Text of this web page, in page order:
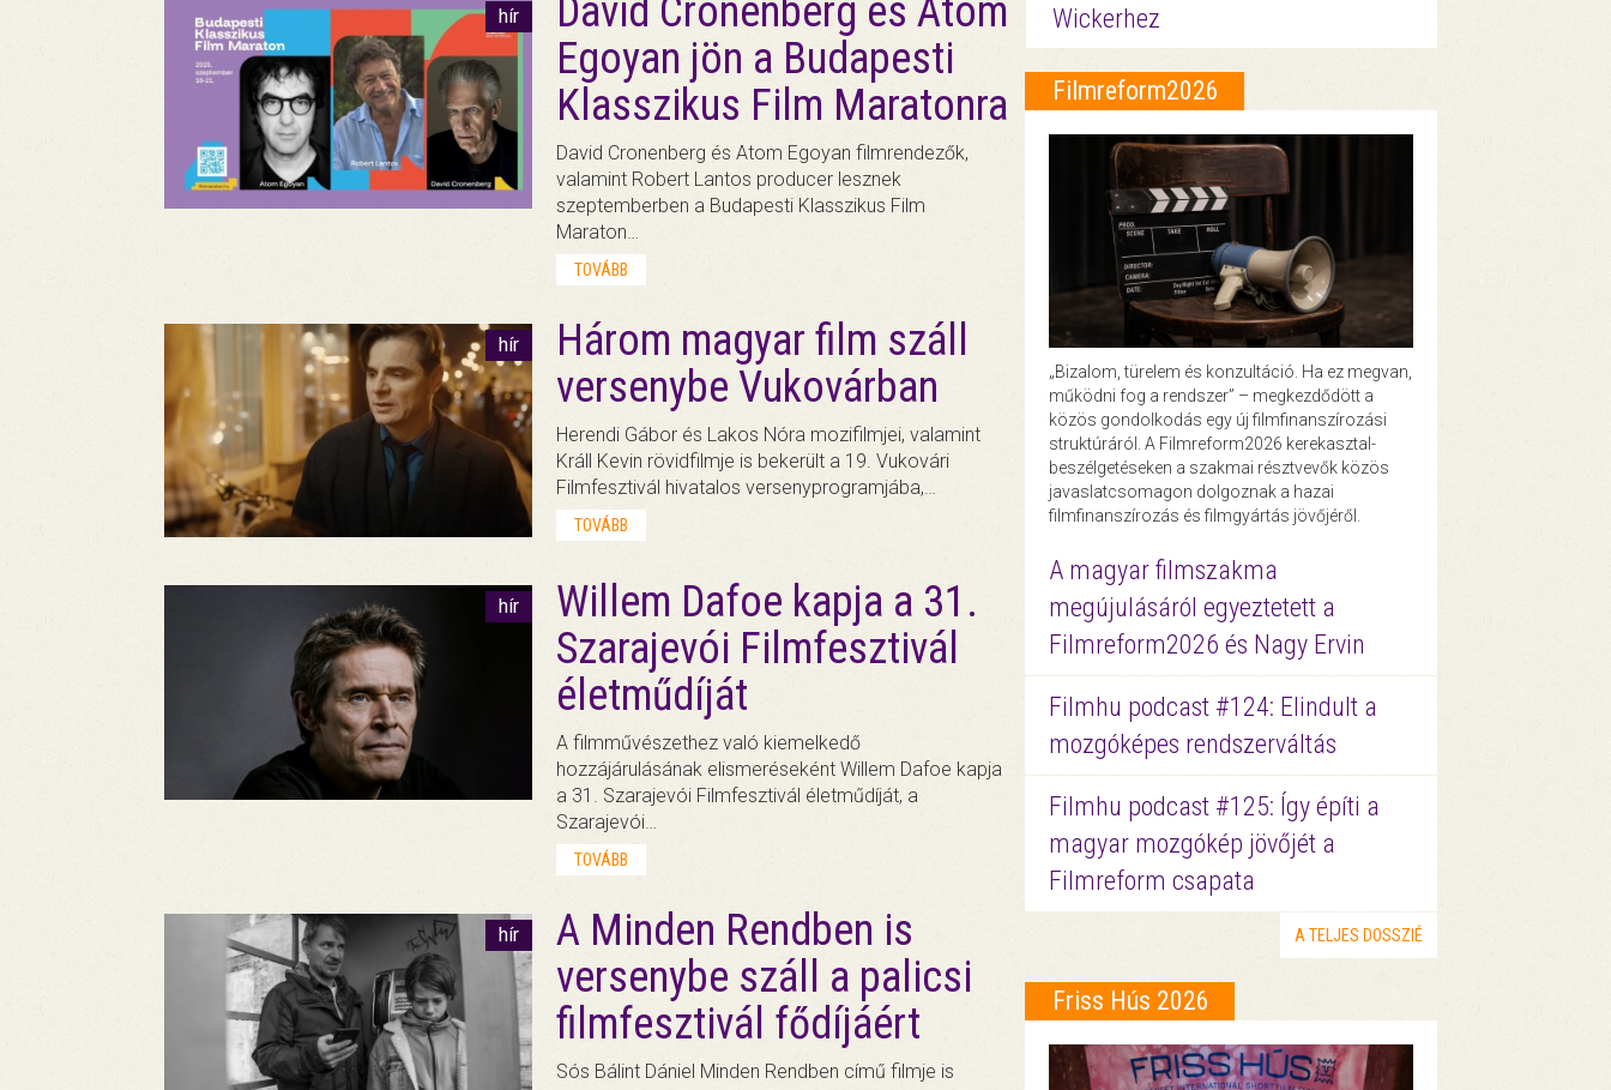
hír
David Cronenberg és Atom
Egoyan jön a Budapesti
Klasszikus Film Maratonra
David Cronenberg és Atom Egoyan filmrendezők,
valamint Robert Lantos producer lesznek
szeptemberben a Budapesti Klasszikus Film
Maraton…
TOVÁBB
hír
Három magyar film száll
versenybe Vukovárban
Herendi Gábor és Lakos Nóra mozifilmjei, valamint
Králl Kevin rövidfilmje is bekerült a 19. Vukovári
Filmfesztivál hivatalos versenyprogramjába,…
TOVÁBB
hír
Willem Dafoe kapja a 31.
Szarajevói Filmfesztivál
életműdíját
A filmművészethez való kiemelkedő
hozzájárulásának elismeréseként Willem Dafoe kapja
a 31. Szarajevói Filmfesztivál életműdíját, a
Szarajevói…
TOVÁBB
hír
A Minden Rendben is
versenybe száll a palicsi
filmfesztivál fődíjáért
Sós Bálint Dániel Minden Rendben című filmje is
Wickerhez
Filmreform2026
„Bizalom, türelem és konzultáció. Ha ez megvan,
működni fog a rendszer” – megkezdődött a
közös gondolkodás egy új filmfinanszírozási
struktúráról. A Filmreform2026 kerekasztal-
beszélgetéseken a szakmai résztvevők közös
javaslatcsomagon dolgoznak a hazai
filmfinanszírozás és filmgyártás jövőjéről.
A magyar filmszakma
megújulásáról egyeztetett a
Filmreform2026 és Nagy Ervin
Filmhu podcast #124: Elindult a
mozgóképes rendszerváltás
Filmhu podcast #125: Így építi a
magyar mozgókép jövőjét a
Filmreform csapata
A TELJES DOSSZIÉ
Friss Hús 2026